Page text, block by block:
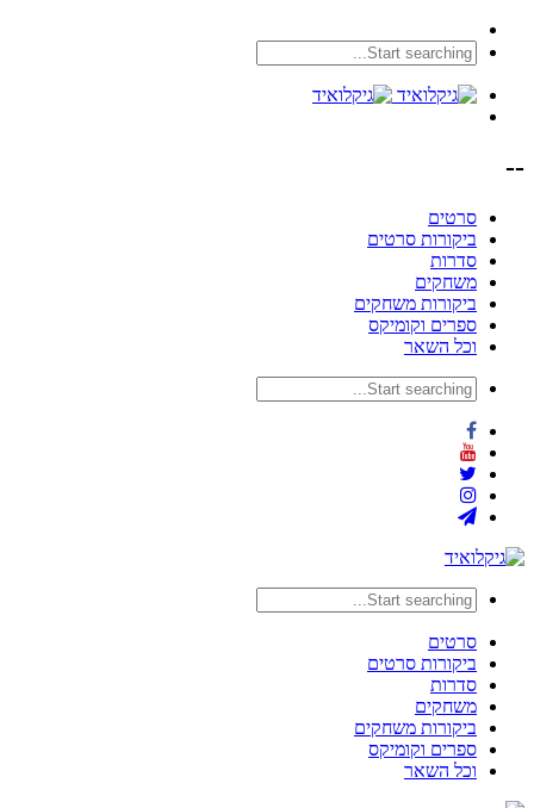
--
סרטים
ביקורות סרטים
סדרות
משחקים
ביקורות משחקים
ספרים וקומיקס
וכל השאר
סרטים
ביקורות סרטים
סדרות
משחקים
ביקורות משחקים
ספרים וקומיקס
וכל השאר